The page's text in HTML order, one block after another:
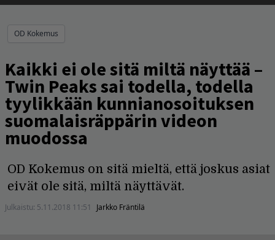
OD Kokemus
Kaikki ei ole sitä miltä näyttää –
Twin Peaks sai todella, todella
tyylikkään kunnianosoituksen
suomalaisräppärin videon
muodossa
OD Kokemus on sitä mieltä, että joskus asiat
eivät ole sitä, miltä näyttävät.
Julkaistu: 5.11.2018 11:51 Jarkko Fräntilä